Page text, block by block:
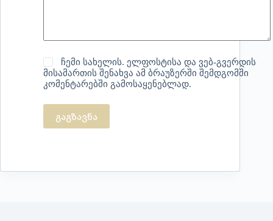
ჩემი სახელის. ელფოსტისა და ვებ-გვერდის
მისამართის შენახვა ამ ბრაუზერში შემდგომში
კომენტარებში გამოსაყენებლად.
გაგზავნა